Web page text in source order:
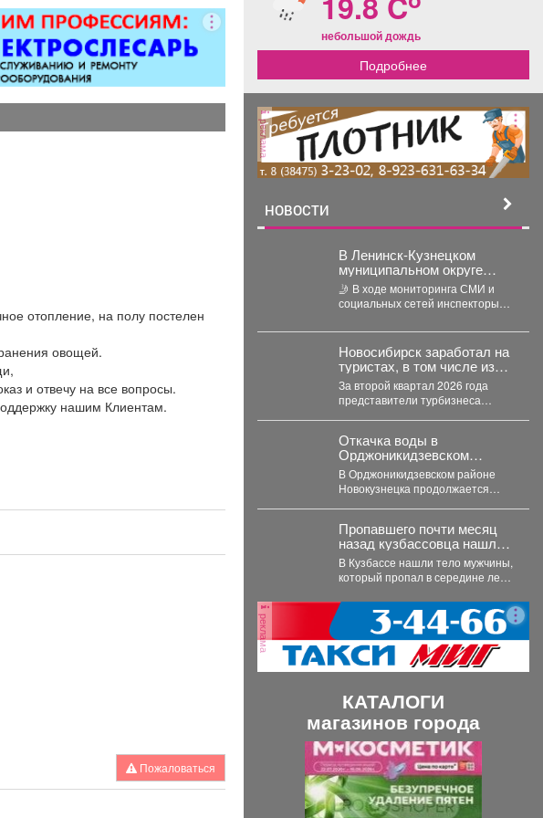
и
откатные ворота; все
виды сварочных работ;
металлоконструкции;
бетонные работы
любой сложности.
Пенсионерам скидка
отопление, на полу постелен
овощей.
и отвечу на все вопросы.
нашим Клиентам.
Пожаловаться
небольшой дождь
Подробнее
реклама
НОВОСТИ
В Ленинск-Кузнецком
муниципальном округе
полицейские привлекли к
ответственности
автомобилистку за
нарушение правил проезда
🤳 В ходе мониторинга СМИ и
социальных сетей инспекторы
из интернет-сообществ...
Новосибирск заработал на
туристах, в том числе из
Кузбасса, 88,7 млн руб.
За второй квартал 2026 года
представители турбизнеса
Всего...
Откачка воды в
Орджоникидзевском
районе продолжается
В Орджоникидзевском районе
Новокузнецка продолжается
затопило частный сектор...
Пропавшего почти месяц
назад кузбассовца нашли
мёртвым
В Кузбассе нашли тело мужчины,
который пропал в середине лета.
ориентировку на...
реклама
КАТАЛОГИ
магазинов города